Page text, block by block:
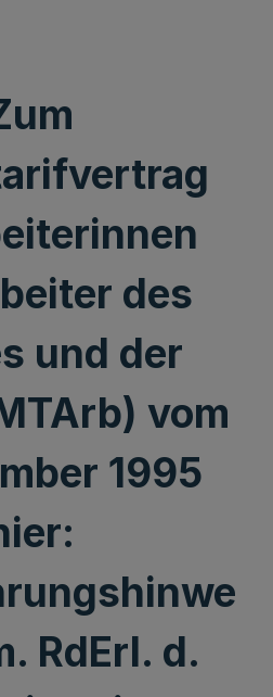
des
und der
vom
1995
RdErl. d.